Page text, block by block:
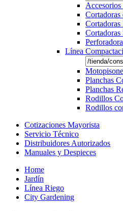
Accesorios
Cortadoras
Cortadoras
Línea
Planchas
Planchas
Rodillos
Rodillos
Cotizaciones Mayorista
Servicio Técnico
Distribuidores Autorizados
Manuales y Despieces
Home
Jardín
Línea Riego
City Gardening